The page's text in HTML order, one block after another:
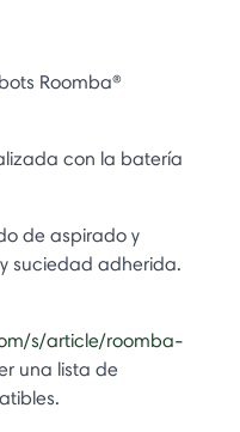
Roomba®
con la batería
de aspirado y
suciedad adherida.
s/article/roomba-
una lista de